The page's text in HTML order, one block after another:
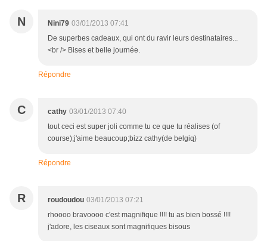
N Nini79 03/01/2013 07:41
De superbes cadeaux, qui ont du ravir leurs destinataires...
<br /> Bises et belle journée.
Répondre
C cathy 03/01/2013 07:40
tout ceci est super joli comme tu ce que tu réalises (of
course);j'aime beaucoup;bizz cathy(de belgiq)
Répondre
R roudoudou 03/01/2013 07:21
rhoooo bravoooo c'est magnifique !!!! tu as bien bossé !!!!
j'adore, les ciseaux sont magnifiques bisous